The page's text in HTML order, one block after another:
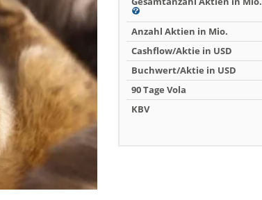
Anzahl Aktien in Mio.
Cashflow/Aktie in USD
Buchwert/Aktie in USD
90 Tage Vola
KBV